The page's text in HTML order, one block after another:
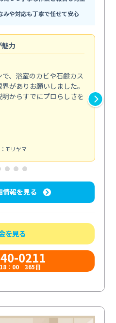
みや対応も丁寧で任せて安心
力
、浴室のカビや石鹸カス
がありお願いしました。
からすでにプロらしさを
モリヤマ
情報を見る
を見る
0211
：00 365日